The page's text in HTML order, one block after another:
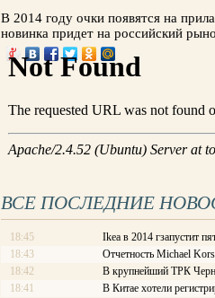
В 2014 году очки появятся на
новинка придет на российский
ВСЕ ПОСЛЕДНИЕ
18:45
Ikea в 2014 гзапустит
18:43
Отчетность Michael
18:42
В крупнейший ТРК
18:41
В Китае хотели